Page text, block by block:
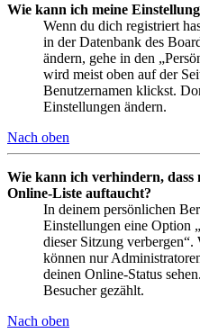
Wie kann ich meine
Wenn du dich registriert
in der Datenbank des
ändern, gehe in den
wird meist oben auf der
Benutzernamen klickst.
Einstellungen ändern.
Nach oben
Wie kann ich verhindern, dass
Online-Liste auftaucht?
In deinem persönlichen
Einstellungen eine Option
dieser Sitzung verbergen“.
können nur
deinen Online-Status
Besucher gezählt.
Nach oben